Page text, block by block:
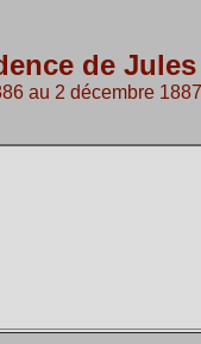
de
au 2 décembre 1887